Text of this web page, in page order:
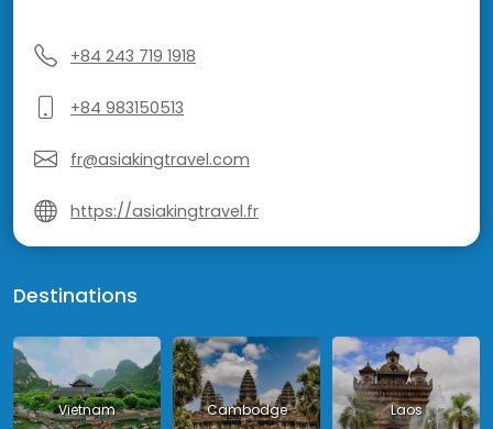
+84 243 719 1918
+84 983150513
fr@asiakingtravel.com
https://asiakingtravel.fr
Destinations
Vietnam Cambodge Laos